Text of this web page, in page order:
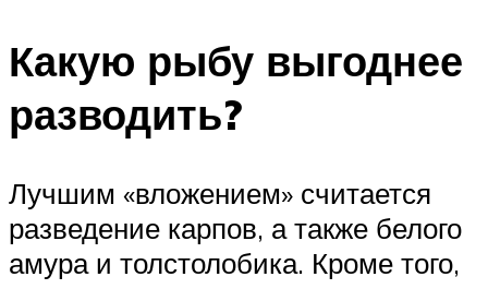
Какую рыбу выгоднее
разводить?
Лучшим «вложением» считается
разведение карпов, а также белого
амура и толстолобика. Кроме того,